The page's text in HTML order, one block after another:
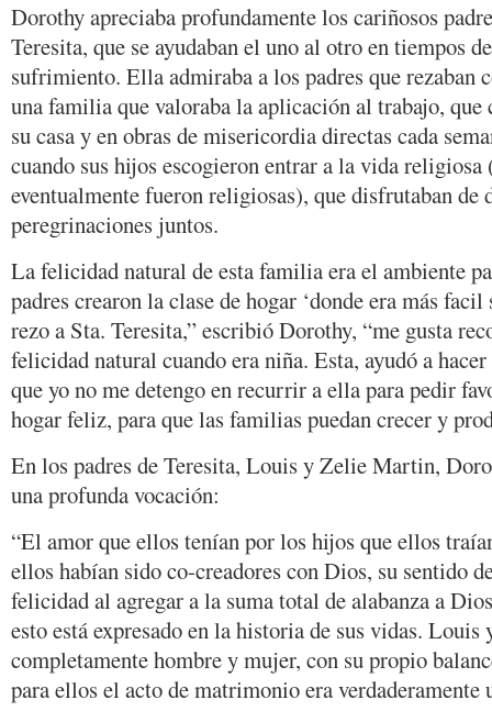
Dorothy apreciaba profundamente los cariñosos
Teresita, que se ayudaban el uno al otro en tiempos
sufrimiento. Ella admiraba a los padres que rezaban
una familia que valoraba la aplicación al trabajo, que
su casa y en obras de misericordia directas cada
cuando sus hijos escogieron entrar a la vida
eventualmente fueron religiosas), que disfrutaban de
peregrinaciones juntos.
La felicidad natural de esta familia era el ambiente
padres crearon la clase de hogar ‘donde era más facil
rezo a Sta. Teresita,” escribió Dorothy, “me gusta
felicidad natural cuando era niña. Esta, ayudó a
que yo no me detengo en recurrir a ella para pedir
hogar feliz, para que las familias puedan crecer y
En los padres de Teresita, Louis y Zelie Martin,
una profunda vocación:
“El amor que ellos tenían por los hijos que ellos
ellos habían sido co-creadores con Dios, su sentido
felicidad al agregar a la suma total de alabanza a
esto está expresado en la historia de sus vidas. Louis
completamente hombre y mujer, con su propio
para ellos el acto de matrimonio era verdaderamente